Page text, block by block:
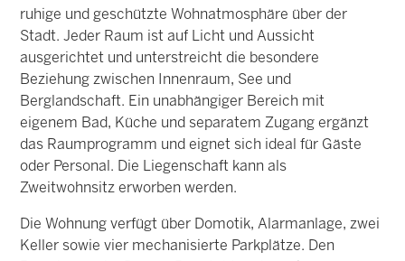
ruhige und geschützte Wohnatmosphäre über der
Stadt. Jeder Raum ist auf Licht und Aussicht
ausgerichtet und unterstreicht die besondere
Beziehung zwischen Innenraum, See und
Berglandschaft. Ein unabhängiger Bereich mit
eigenem Bad, Küche und separatem Zugang ergänzt
das Raumprogramm und eignet sich ideal für Gäste
oder Personal. Die Liegenschaft kann als
Zweitwohnsitz erworben werden.
Die Wohnung verfügt über Domotik, Alarmanlage, zwei
Keller sowie vier mechanisierte Parkplätze. Den